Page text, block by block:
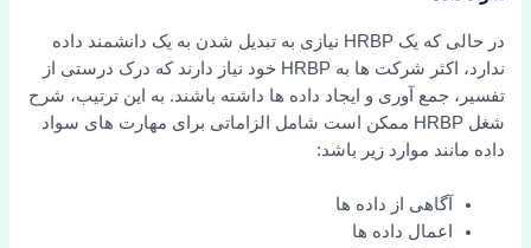
در حالی که یک HRBP نیازی به تبدیل شدن به یک دانشمند داده
ندارد، اکثر شرکت ها به HRBP خود نیاز دارند که درک درستی از
تفسیر، جمع آوری و ایجاد داده ها داشته باشند. به این ترتیب، شرح
شغل HRBP ممکن است شامل الزاماتی برای مهارت های سواد
داده مانند موارد زیر باشد:
آگاهی از داده ها
اعمال داده ها